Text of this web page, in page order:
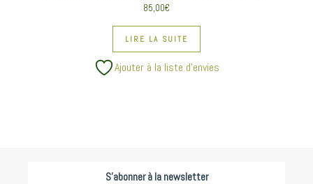
85,00€
LIRE LA SUITE
Ajouter à la liste d’envies
S'abonner à la newsletter